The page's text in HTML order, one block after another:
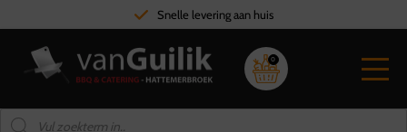
Snelle levering aan huis
0